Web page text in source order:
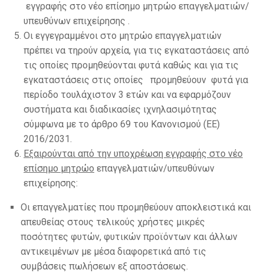
εγγραφής στο νέο επίσημο μητρώο επαγγελματιών/
υπευθύνων επιχείρησης .
Οι εγγεγραμμένοι στο μητρώο επαγγελματιών
πρέπει να τηρούν αρχεία, για τις εγκαταστάσεις από
τις οποίες προμηθεύονται φυτά καθώς και για τις
εγκαταστάσεις στις οποίες προμηθεύουν φυτά για
περίοδο τουλάχιστον 3 ετών και να εφαρμόζουν
συστήματα και διαδικασίες ιχνηλασιμότητας
σύμφωνα με το άρθρο 69 του Κανονισμού (ΕΕ)
2016/2031.
Εξαιρούνται από την υποχρέωση εγγραφής στο νέο
επίσημο μητρώο επαγγελματιών/υπευθύνων
επιχείρησης:
Οι επαγγελματίες που προμηθεύουν αποκλειστικά και
απευθείας στους τελικούς χρήστες μικρές
ποσότητες φυτών, φυτικών προϊόντων και άλλων
αντικειμένων με μέσα διαφορετικά από τις
συμβάσεις πωλήσεων εξ αποστάσεως.